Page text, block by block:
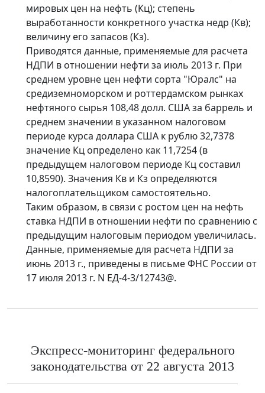
мировых цен на нефть (Кц); степень
выработанности конкретного участка недр (Кв);
величину его запасов (Кз).
Приводятся данные, применяемые для расчета
НДПИ в отношении нефти за июль 2013 г. При
среднем уровне цен нефти сорта "Юралс" на
средиземноморском и роттердамском рынках
нефтяного сырья 108,48 долл. США за баррель и
среднем значении в указанном налоговом
периоде курса доллара США к рублю 32,7378
значение Кц определено как 11,7254 (в
предыдущем налоговом периоде Кц составил
10,8590). Значения Кв и Кз определяются
налогоплательщиком самостоятельно.
Таким образом, в связи с ростом цен на нефть
ставка НДПИ в отношении нефти по сравнению с
предыдущим налоговым периодом увеличилась.
Данные, применяемые для расчета НДПИ за
июнь 2013 г., приведены в письме ФНС России от
17 июля 2013 г. N ЕД-4-3/12743@.
Экспресс-мониторинг федерального
законодательства от 22 августа 2013